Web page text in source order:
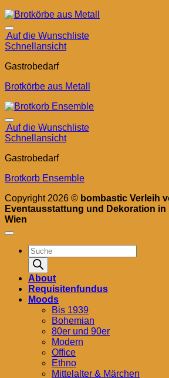
Auf die Wunschliste
Schnellansicht
Gastrobedarf
Brotkörbe aus Metall
Auf die Wunschliste
Schnellansicht
Gastrobedarf
Brotkorb Ensemble
Copyright 2026 © bombastic Verleih
Eventausstattung und Dekoration
Wien
Products
search
About
Requisitenfundus
Moods
Bis 1939
Bohemian
80er und 90er
Modern
Office
Ethno
Mittelalter & Märchen